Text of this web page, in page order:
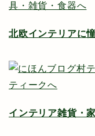
北欧インテリアに
インテリア雑貨・